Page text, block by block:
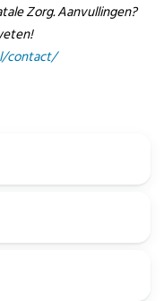
Zorg. Aanvullingen?
contact/